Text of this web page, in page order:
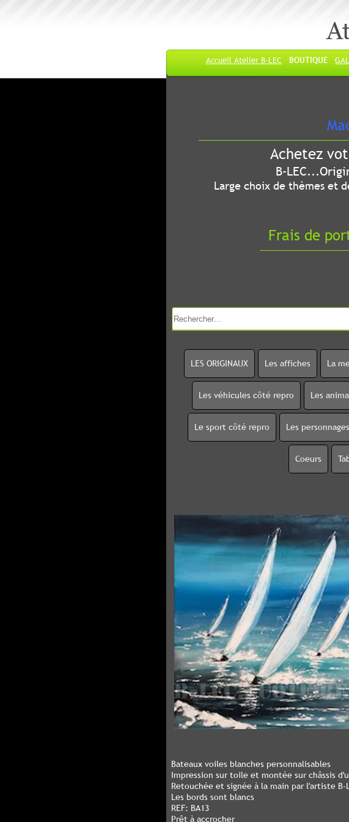
Accueil Atelier B-LEC BOUTIQUE
Achetez
B-LEC...Original et
Large choix de thèmes et
Frais de
LES ORIGINAUX Les affiches La
Les véhicules côté repro Les
Le sport côté repro Les
Coeurs
Bateaux voiles blanches personnalisables
Impression sur toile et montée sur châssis
Retouchée et signée à la main par l'artiste B-
Les bords sont blancs
REF: BA13
Prêt à accrocher